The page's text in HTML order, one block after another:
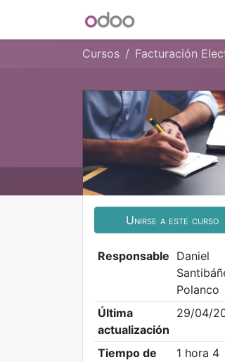
Cursos Facturación
Unirse a este curso
Responsable Daniel
Polanco
Última
actualización
29/04/
Tiempo de
1 hora 4